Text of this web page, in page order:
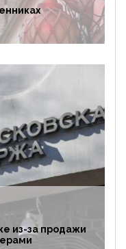
из-за продажи